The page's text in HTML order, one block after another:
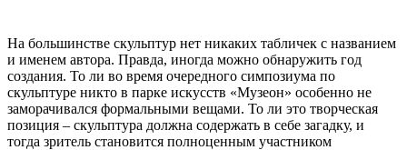
На большинстве скульптур нет никаких табличек с названием
и именем автора. Правда, иногда можно обнаружить год
создания. То ли во время очередного симпозиума по
скульптуре никто в парке искусств «Музеон» особенно не
заморачивался формальными вещами. То ли это творческая
позиция – скульптура должна содержать в себе загадку, и
тогда зритель становится полноценным участником